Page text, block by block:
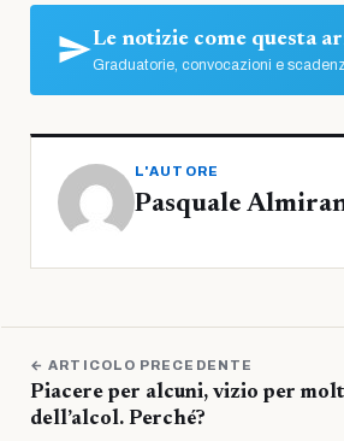
Le notizie come questa
Graduatorie, convocazioni e
L'AUTORE
Pasquale
← ARTICOLO PRECEDENTE
Piacere per alcuni, vizio per
dell’alcol. Perché?